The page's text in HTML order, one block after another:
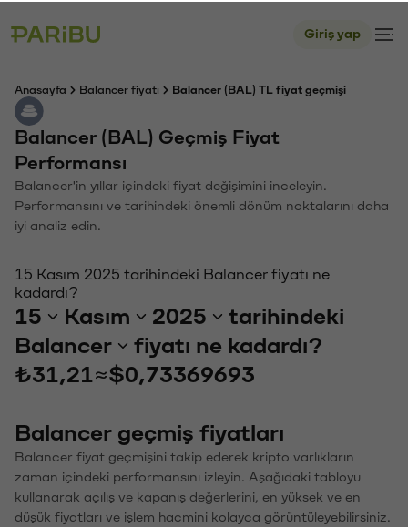
Giriş yap
Anasayfa Balancer fiyatı Balancer (BAL) TL fiyat geçmişi
Balancer (BAL) Geçmiş Fiyat
Performansı
Balancer'in yıllar içindeki fiyat değişimini inceleyin.
Performansını ve tarihindeki önemli dönüm noktalarını daha
iyi analiz edin.
15 Kasım 2025 tarihindeki Balancer fiyatı ne
kadardı?
15 Kasım 2025
tarihindeki
Balancer
fiyatı ne kadardı?
₺31,21 ≈$0,73369693
Balancer geçmiş fiyatları
Balancer fiyat geçmişini takip ederek kripto varlıkların
zaman içindeki performansını izleyin. Aşağıdaki tabloyu
kullanarak açılış ve kapanış değerlerini, en yüksek ve en
düşük fiyatları ve işlem hacmini kolayca görüntüleyebilirsiniz.